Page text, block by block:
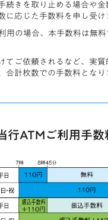
続きを取り止める場合や金
に応じた手数料を申し受け
用の場合、本手数料は無
てご依頼されるなど、実
合計枚数での手数料となり
行ATMご利用手数